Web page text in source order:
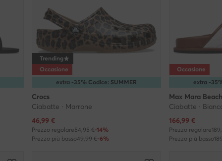
extra -35% Codice: SUMMER
Trending
Occasione
Crocs
Ciabatte · Marrone
Prezzo attuale
46,99 €
Prezzo regolare54,95 €-14%
Prezzo più basso49,99 €-6%
extra -
Occasione
Max Mara
Ciabatte ·
Prezzo attuale
166,99 €
Prezzo regolare
Prezzo più basso